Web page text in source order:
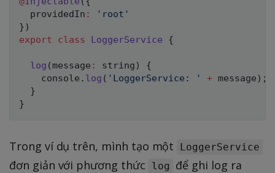
  providedIn
:
'root'
} )
export
class LoggerService {
log ( message : string )
{
console . log ( 'LoggerService: ' + message ) ;
}
}
Trong ví dụ trên, mình tạo một LoggerService
đơn giản với phương thức log
để ghi log ra